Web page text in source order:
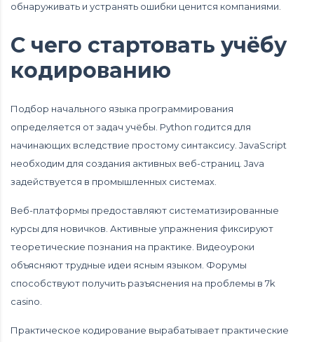
обнаруживать и устранять ошибки ценится компаниями.
С чего стартовать учёбу
кодированию
Подбор начального языка программирования
определяется от задач учёбы. Python годится для
начинающих вследствие простому синтаксису. JavaScript
необходим для создания активных веб-страниц. Java
задействуется в промышленных системах.
Веб-платформы предоставляют систематизированные
курсы для новичков. Активные упражнения фиксируют
теоретические познания на практике. Видеоуроки
объясняют трудные идеи ясным языком. Форумы
способствуют получить разъяснения на проблемы в 7k
casino.
Практическое кодирование вырабатывает практические